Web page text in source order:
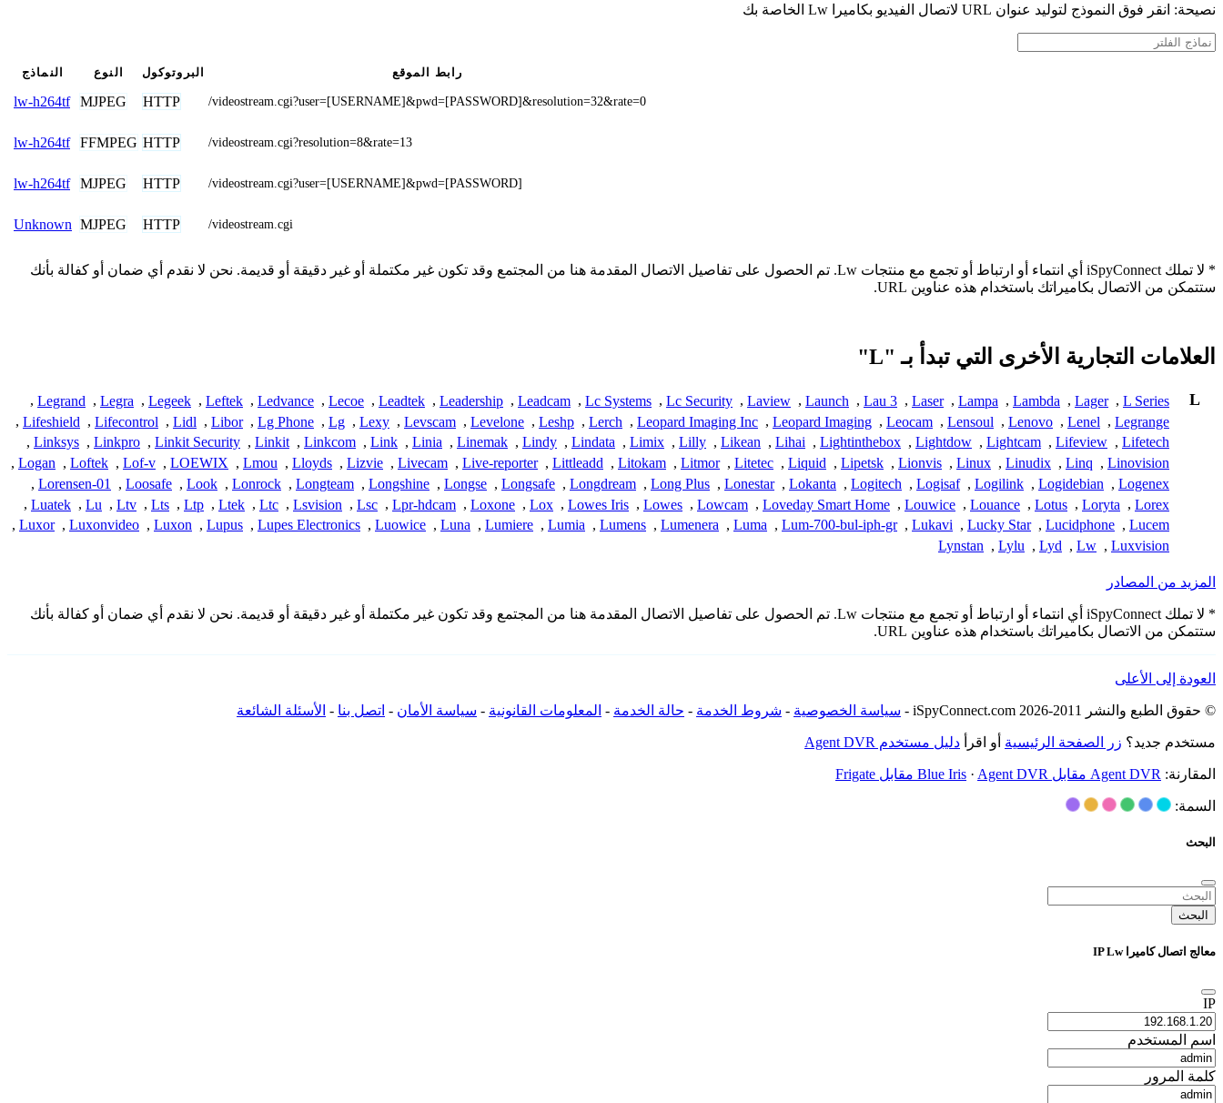
نصيحة: انقر فوق النموذج لتوليد عنوان URL لاتصال الفيديو بكاميرا Lw الخاصة بك
النماذج النوع البروتوكول رابط الموقع
lw-h264tf MJPEG HTTP /videostream.cgi?user=[USERNAME]&pwd=[PASSWORD]&resolution=32&rate=0
lw-h264tf FFMPEG HTTP /videostream.cgi?resolution=8&rate=13
lw-h264tf MJPEG HTTP /videostream.cgi?user=[USERNAME]&pwd=[PASSWORD]
Unknown MJPEG HTTP /videostream.cgi
* لا تملك iSpyConnect أي انتماء أو ارتباط أو تجمع مع منتجات Lw. تم الحصول على تفاصيل الاتصال المقدمة هنا من المجتمع وقد تكون غير مكتملة أو غير دقيقة أو قديمة. نحن لا نقدم أي ضمان أو كفالة بأنك
ستتمكن من الاتصال بكاميراتك باستخدام هذه عناوين URL.
العلامات التجارية الأخرى التي تبدأ بـ "L"
L
L Series
,
Lager
,
Lambda
,
Lampa
,
Laser
,
Lau 3
,
Launch
,
Laview
,
Lc Security
,
Lc Systems
,
Leadcam
,
Leadership
,
Leadtek
,
Lecoe
,
Ledvance
,
Leftek
,
Legeek
,
Legra
,
Legrand
,
Legrange
,
Lenel
,
Lenovo
,
Lensoul
,
Leocam
,
Leopard Imaging
,
Leopard Imaging Inc
,
Lerch
,
Leshp
,
Levelone
,
Levscam
,
Lexy
,
Lg
,
Lg Phone
,
Libor
,
Lidl
,
Lifecontrol
,
Lifeshield
,
Lifetech
,
Lifeview
,
Lightcam
,
Lightdow
,
Lightinthebox
,
Lihai
,
Likean
,
Lilly
,
Limix
,
Lindata
,
Lindy
,
Linemak
,
Linia
,
Link
,
Linkcom
,
Linkit
,
Linkit Security
,
Linkpro
,
Linksys
,
Linovision
,
Linq
,
Linudix
,
Linux
,
Lionvis
,
Lipetsk
,
Liquid
,
Litetec
,
Litmor
,
Litokam
,
Littleadd
,
Live-reporter
,
Livecam
,
Lizvie
,
Lloyds
,
Lmou
,
LOEWIX
,
Lof-v
,
Loftek
,
Logan
,
Logenex
,
Logidebian
,
Logilink
,
Logisaf
,
Logitech
,
Lokanta
,
Lonestar
,
Long Plus
,
Longdream
,
Longsafe
,
Longse
,
Longshine
,
Longteam
,
Lonrock
,
Look
,
Loosafe
,
Lorensen-01
,
Lorex
,
Loryta
,
Lotus
,
Louance
,
Louwice
,
Loveday Smart Home
,
Lowcam
,
Lowes
,
Lowes Iris
,
Lox
,
Loxone
,
Lpr-hdcam
,
Lsc
,
Lsvision
,
Ltc
,
Ltek
,
Ltp
,
Lts
,
Ltv
,
Lu
,
Luatek
,
Lucem
,
Lucidphone
,
Lucky Star
,
Lukavi
,
Lum-700-bul-iph-gr
,
Luma
,
Lumenera
,
Lumens
,
Lumia
,
Lumiere
,
Luna
,
Luowice
,
Lupes Electronics
,
Lupus
,
Luxon
,
Luxonvideo
,
Luxor
,
Luxvision
,
Lw
,
Lyd
,
Lylu
,
Lynstan
المزيد من المصادر
* لا تملك iSpyConnect أي انتماء أو ارتباط أو تجمع مع منتجات Lw. تم الحصول على تفاصيل الاتصال المقدمة هنا من المجتمع وقد تكون غير مكتملة أو غير دقيقة أو قديمة. نحن لا نقدم أي ضمان أو كفالة بأنك
ستتمكن من الاتصال بكاميراتك باستخدام هذه عناوين URL.
العودة إلى الأعلى
© حقوق الطبع والنشر 2011-2026 iSpyConnect.com - سياسة الخصوصية - شروط الخدمة - حالة الخدمة - المعلومات القانونية - سياسة الأمان - اتصل بنا - الأسئلة الشائعة
مستخدم جديد؟ زر الصفحة الرئيسية أو اقرأ دليل مستخدم Agent DVR
المقارنة: Agent DVR مقابل Blue Iris · Agent DVR مقابل Frigate
السمة:
البحث
البحث
معالج اتصال كاميرا IP Lw
IP
اسم المستخدم
كلمة المرور